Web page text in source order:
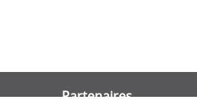
Partenaires